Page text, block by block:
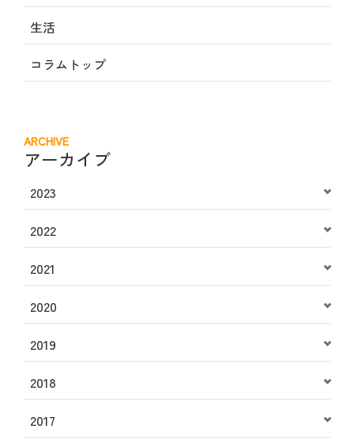
生活
コラムトップ
ARCHIVE
アーカイブ
2023
2022
2021
2020
2019
2018
2017